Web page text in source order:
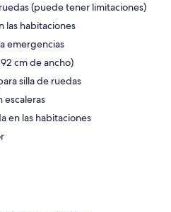
(puede tener limitaciones)
las habitaciones
emergencias
cm de ancho)
silla de ruedas
escaleras
en las habitaciones